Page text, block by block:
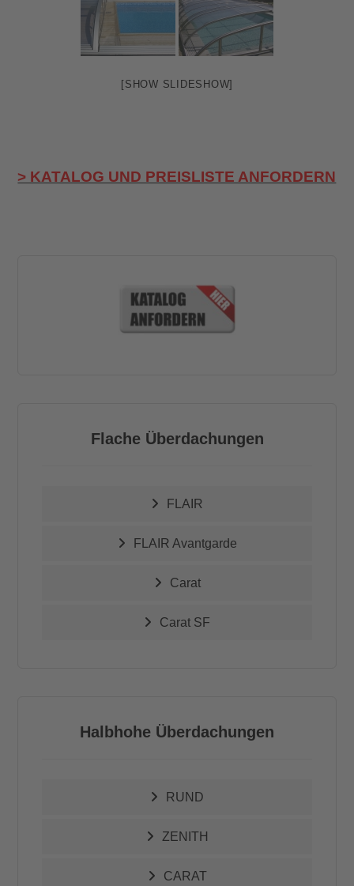
[SHOW SLIDESHOW]
> KATALOG UND PREISLISTE ANFORDERN
Flache Überdachungen
FLAIR
FLAIR Avantgarde
Carat
Carat SF
Halbhohe Überdachungen
RUND
ZENITH
CARAT